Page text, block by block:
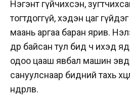
Нэгэнт гүйчихсэн,
тогтдоггүй, хэдэн цаг
маань аргаа баран ярив.
өдөр байсан тул бид ч ихэд
одоо цааш явбал машин
сануулснаар бидний тахь
өндөрлөв.